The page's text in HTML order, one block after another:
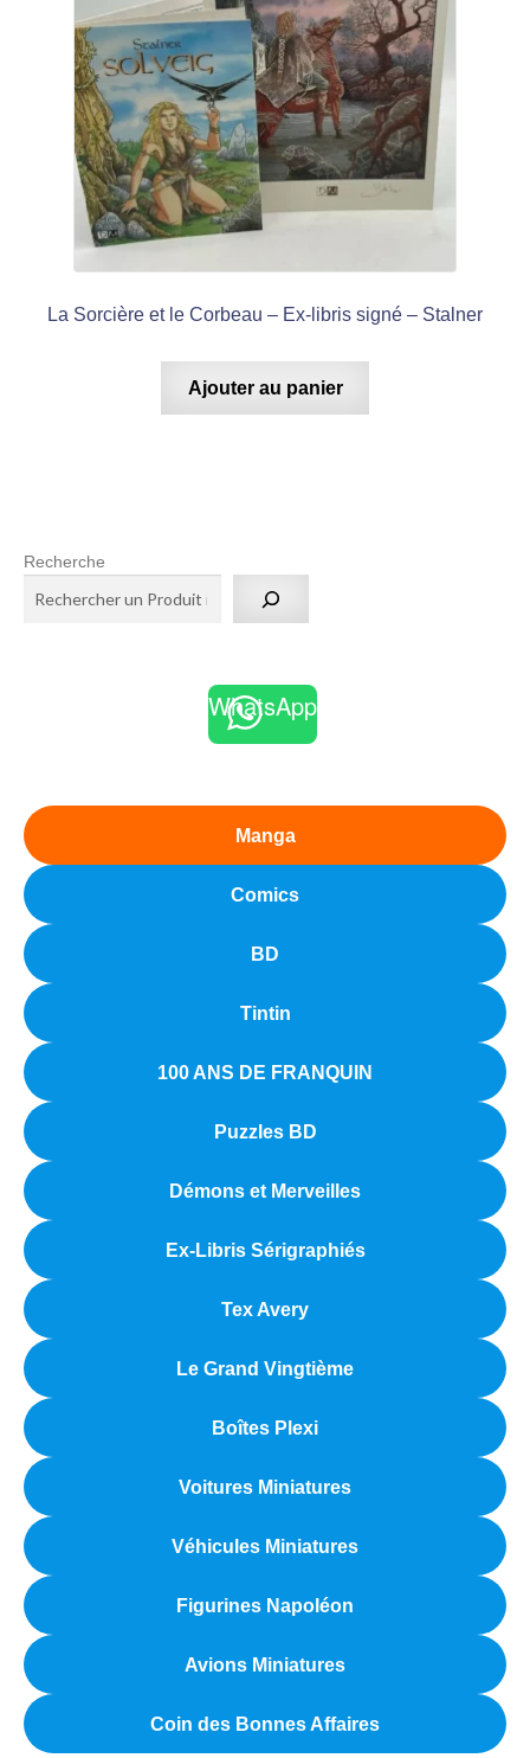
La Sorcière et le Corbeau – Ex-libris signé – Stalner
Ajouter au panier
Recherche
WhatsApp
Manga
Comics
BD
Tintin
100 ANS DE FRANQUIN
Puzzles BD
Démons et Merveilles
Ex-Libris Sérigraphiés
Tex Avery
Le Grand Vingtième
Boîtes Plexi
Voitures Miniatures
Véhicules Miniatures
Figurines Napoléon
Avions Miniatures
Coin des Bonnes Affaires